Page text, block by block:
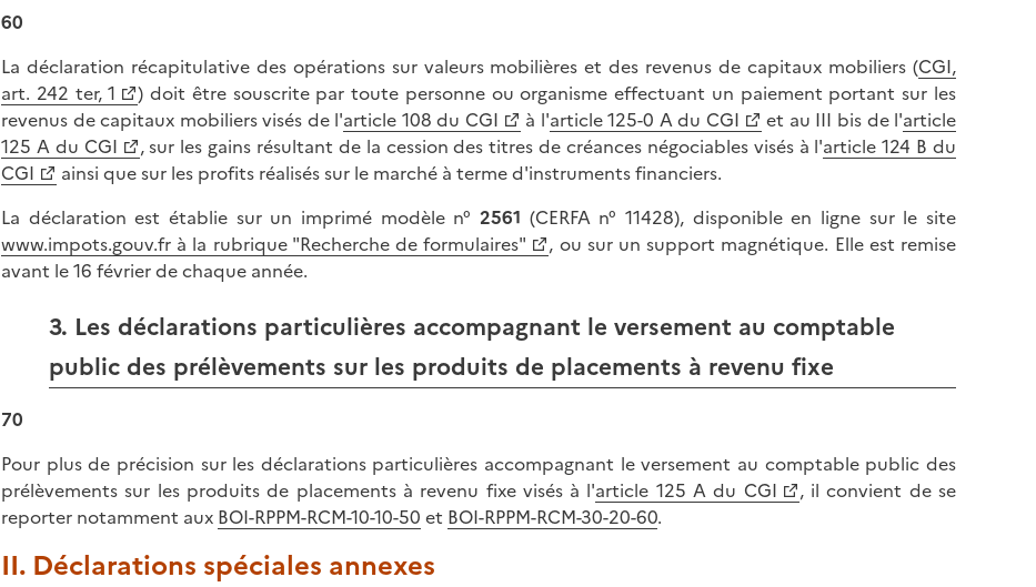
60
La déclaration récapitulative des opérations sur valeurs mobilières et des revenus de capitaux mobiliers (CGI,
art. 242 ter, 1
) doit être souscrite par toute personne ou organisme effectuant un paiement portant sur les
revenus de capitaux mobiliers visés de l'article 108 du CGI à l'article 125-0 A du CGI et au III bis de l'article
125 A du CGI
, sur les gains résultant de la cession des titres de créances négociables visés à l'article 124 B du
CGI
ainsi que sur les profits réalisés sur le marché à terme d'instruments financiers.
La déclaration est établie sur un imprimé modèle n° 2561 (CERFA n° 11428), disponible en ligne sur le site
www.impots.gouv.fr à la rubrique "Recherche de formulaires"
, ou sur un support magnétique. Elle est remise
avant le 16 février de chaque année.
3. Les déclarations particulières accompagnant le versement au comptable
public des prélèvements sur les produits de placements à revenu fixe
70
Pour plus de précision sur les déclarations particulières accompagnant le versement au comptable public des
prélèvements sur les produits de placements à revenu fixe visés à l'article 125 A du CGI
, il convient de se
reporter notamment aux BOI-RPPM-RCM-10-10-50 et BOI-RPPM-RCM-30-20-60.
II. Déclarations spéciales annexes